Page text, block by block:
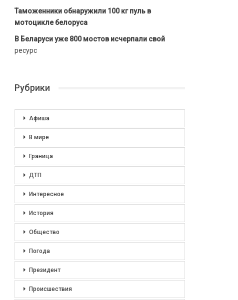
Таможенники обнаружили 100 кг пуль в
мотоцикле белоруса
В Беларуси уже 800 мостов исчерпали свой
ресурс
Рубрики
Афиша
В мире
Граница
ДТП
Интересное
История
Общество
Погода
Президент
Происшествия